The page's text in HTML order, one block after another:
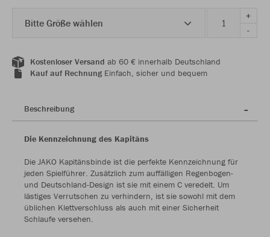
Bitte Größe wählen
+
-
Kostenloser Versand ab 60 € innerhalb Deutschland
Kauf auf RechnungEinfach, sicher und bequem
Beschreibung
Die Kennzeichnung des Kapitäns
Die JAKO Kapitänsbinde ist die perfekte Kennzeichnung für
jeden Spielführer. Zusätzlich zum auffälligen Regenbogen-
und Deutschland-Design ist sie mit einem C veredelt. Um
lästiges Verrutschen zu verhindern, ist sie sowohl mit dem
üblichen Klettverschluss als auch mit einer Sicherheit
Schlaufe versehen.